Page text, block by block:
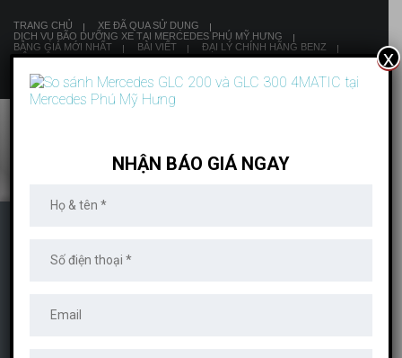
TRANG CHỦ
XE ĐÃ QUA SỬ DỤNG
DỊCH VỤ BÃO DƯỠNG XE TẠI MERCEDES PHÚ MỸ HƯNG
BẢNG GIÁ MỚI NHẤT
BÀI VIẾT
ĐẠI LÝ CHÍNH HÃNG BENZ
LIÊN HỆ
8:00 AM - 19:00 PM
GLC 200 VÀ GLC 300
4MATIC TẠI MERCEDES
NHẬN BÁO GIÁ NGAY
x